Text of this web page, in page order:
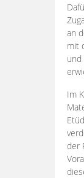
an
mit
und
Im
der